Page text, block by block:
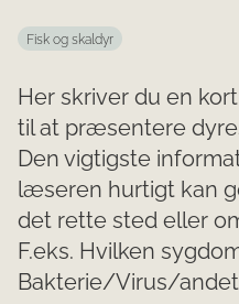
Fisk og skaldyr
Her skriver du en
til at præsentere
Den vigtigste
læseren hurtigt kan
det rette sted eller
F.eks. Hvilken
Bakterie/Virus/